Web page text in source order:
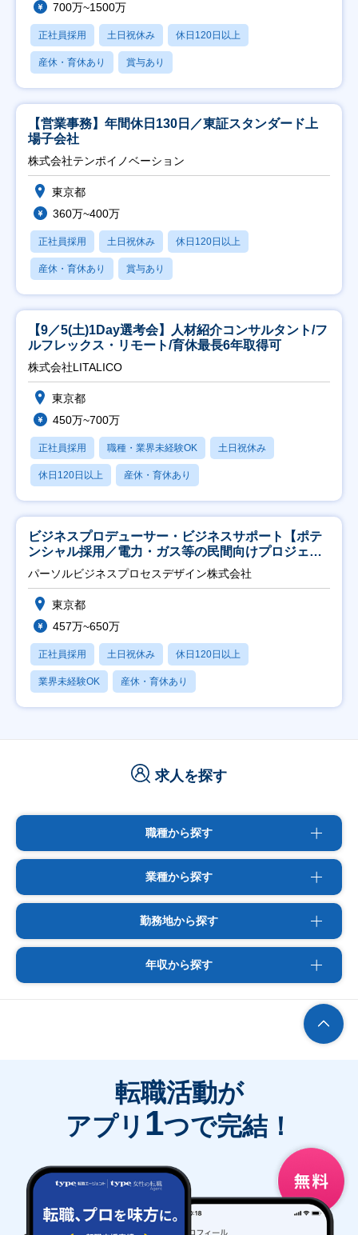
700万~1500万
正社員採用 土日祝休み 休日120日以上
産休・育休あり 賞与あり
【営業事務】年間休日130日／東証スタンダード上
場子会社
株式会社テンポイノベーション
東京都
360万~400万
正社員採用 土日祝休み 休日120日以上
産休・育休あり 賞与あり
【9／5(土)1Day選考会】人材紹介コンサルタント/フ
ルフレックス・リモート/育休最長6年取得可
株式会社LITALICO
東京都
450万~700万
正社員採用 職種・業界未経験OK 土日祝休み
休日120日以上 産休・育休あり
ビジネスプロデューサー・ビジネスサポート【ポテ
ンシャル採用／電力・ガス等の民間向けプロジェク
ト推進】
パーソルビジネスプロセスデザイン株式会社
東京都
457万~650万
正社員採用 土日祝休み 休日120日以上
業界未経験OK 産休・育休あり
求人を探す
職種から探す
業種から探す
勤務地から探す
年収から探す
転職活動が
アプリ 1つで完結！